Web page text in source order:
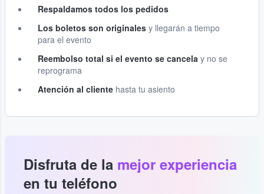
Respaldamos todos los pedidos
Los boletos son originales y llegarán a tiempo
para el evento
Reembolso total si el evento se cancela y no se
reprograma
Atención al cliente hasta tu asiento
Disfruta de la mejor experiencia
en tu teléfono